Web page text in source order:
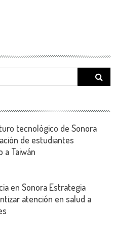
Search
for:
tecnológico de Sonora
de estudiantes
a Taiwán
en Sonora Estrategia
atención en salud a